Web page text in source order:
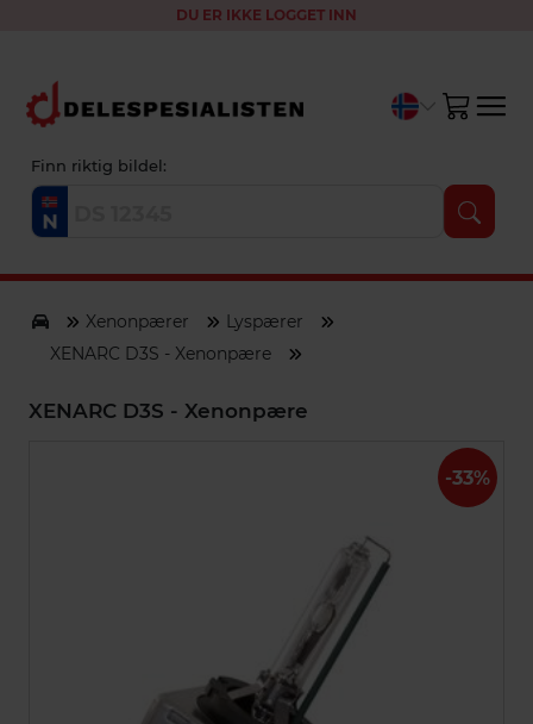
DU ER IKKE LOGGET INN
Finn riktig bildel:
Xenonpærer
Lyspærer
XENARC D3S - Xenonpære
XENARC D3S - Xenonpære
-33%